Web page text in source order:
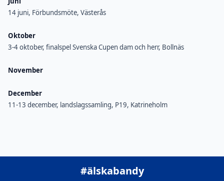
14 juni, Förbundsmöte, Västerås
Oktober
3-4 oktober, finalspel Svenska Cupen dam och herr, Bollnäs
November
December
11-13 december, landslagssamling, P19, Katrineholm
#älskabandy